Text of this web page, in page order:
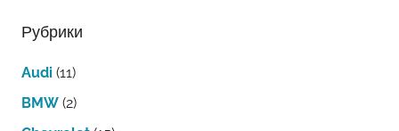
Рубрики
Audi (11)
BMW (2)